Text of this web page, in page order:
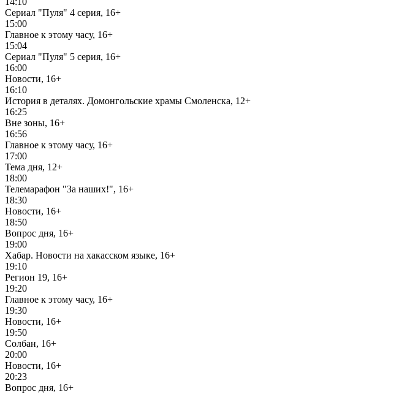
Сериал "Пуля" 4 серия, 16+
15:00
Главное к этому часу, 16+
15:04
Сериал "Пуля" 5 серия, 16+
16:00
Новости, 16+
16:10
История в деталях. Домонгольские храмы Смоленска, 12+
16:25
Вне зоны, 16+
16:56
Главное к этому часу, 16+
17:00
Тема дня, 12+
18:00
Телемарафон "За наших!", 16+
18:30
Новости, 16+
18:50
Вопрос дня, 16+
19:00
Хабар. Новости на хакасском языке, 16+
19:10
Регион 19, 16+
19:20
Главное к этому часу, 16+
19:30
Новости, 16+
19:50
Солбан, 16+
20:00
Новости, 16+
20:23
Вопрос дня, 16+